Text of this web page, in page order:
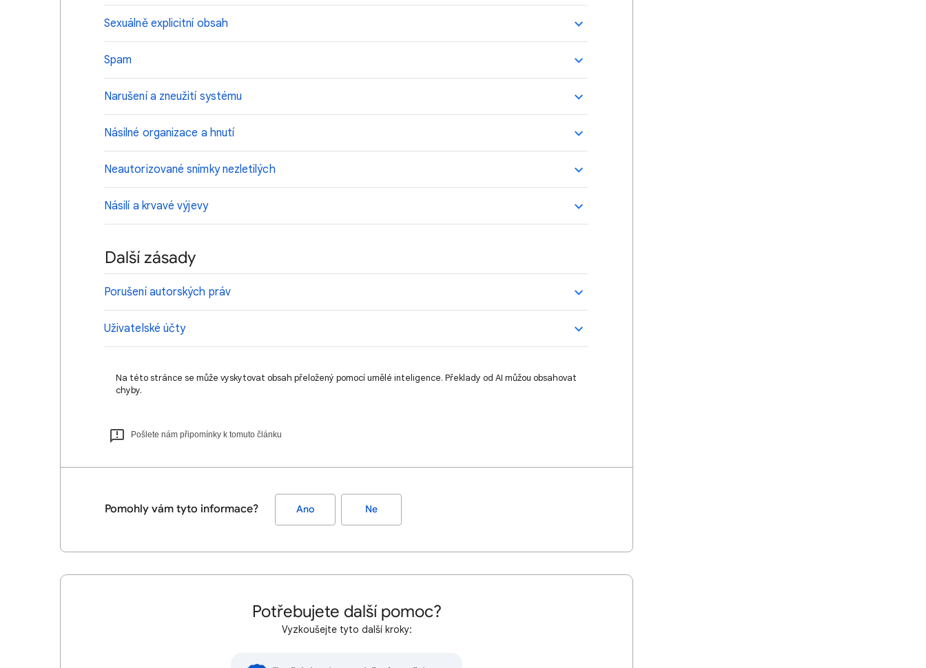
Sexuálně explicitní obsah
Spam
Narušení a zneužití systému
Násilné organizace a hnutí
Neautorizované snímky nezletilých
Násilí a krvavé výjevy
Další zásady
Porušení autorských práv
Uživatelské účty
Na této stránce se může vyskytovat obsah přeložený pomocí umělé inteligence. Překlady od AI můžou obsahovat
chyby.
Pošlete nám připomínky k tomuto článku
Pomohly vám tyto informace? Ano Ne
Potřebujete další pomoc?
Vyzkoušejte tyto další kroky: